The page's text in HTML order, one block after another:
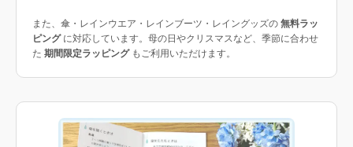
また、傘・レインウエア・レインブーツ・レイングッズの 無料ラッ
ピングに対応しています。母の日やクリスマスなど、季節に合わせ
た 期間限定ラッピングもご利用いただけます。